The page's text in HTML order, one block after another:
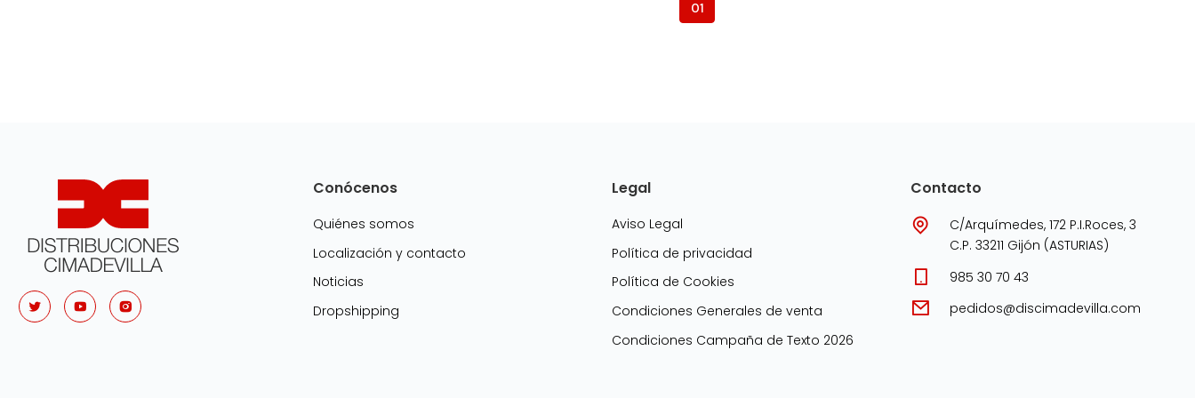
01
Conócenos
Quiénes somos
Localización y contacto
Noticias
Dropshipping
Legal
Aviso Legal
Política de privacidad
Política de Cookies
Condiciones Generales de venta
Condiciones Campaña de Texto 2026
Contacto
C/Arquímedes, 172 P.I.Roces, 3
C.P. 33211 Gijón (ASTURIAS)
985 30 70 43
pedidos@discimadevilla.com